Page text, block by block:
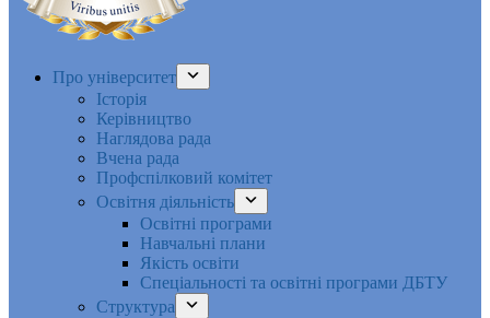
Про університет
Історія
Керівництво
Наглядова рада
Вчена рада
Профспілковий комітет
Освітня діяльність
Освітні програми
Навчальні плани
Якість освіти
Спеціальності та освітні програми ДБТУ
Структура